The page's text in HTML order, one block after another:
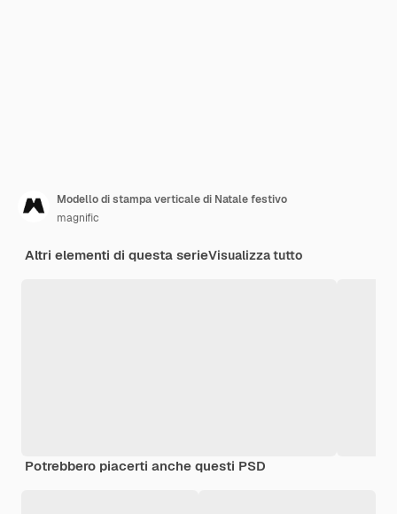
Modello di stampa verticale di Natale festivo
magnific
Altri elementi di questa serieVisualizza tutto
Potrebbero piacerti anche questi PSD